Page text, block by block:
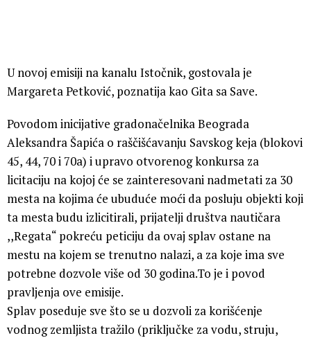
U novoj emisiji na kanalu Istočnik, gostovala je
Margareta Petković, poznatija kao Gita sa Save.
Povodom inicijative gradonačelnika Beograda
Aleksandra Šapića o raščišćavanju Savskog keja (blokovi
45, 44, 70 i 70a) i upravo otvorenog konkursa za
licitaciju na kojoj će se zainteresovani nadmetati za 30
mesta na kojima će ubuduće moći da posluju objekti koji
ta mesta budu izlicitirali, prijatelji društva nautičara
,,Regata“ pokreću peticiju da ovaj splav ostane na
mestu na kojem se trenutno nalazi, a za koje ima sve
potrebne dozvole više od 30 godina.To je i povod
pravljenja ove emisije.
Splav poseduje sve što se u dozvoli za korišćenje
vodnog zemljista tražilo (priključke za vodu, struju,